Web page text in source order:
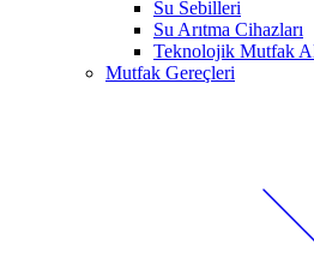
Su Sebilleri
Su Arıtma Cihazları
Teknolojik Mutfak
Mutfak Gereçleri